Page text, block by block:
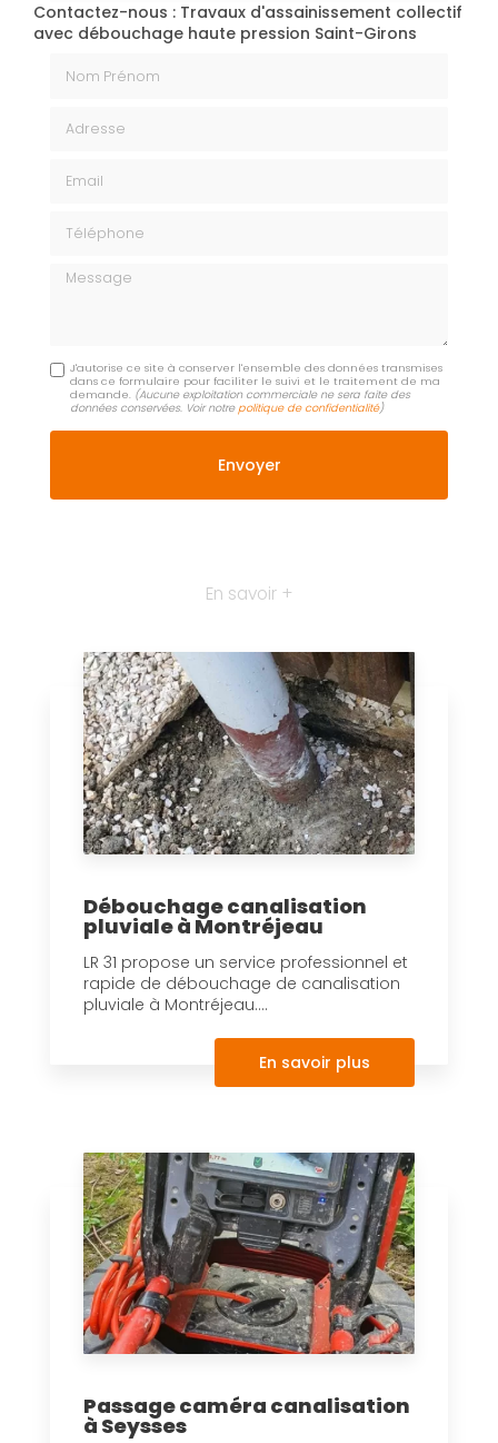
Contactez-nous : Travaux d'assainissement collectif
avec débouchage haute pression Saint-Girons
Message
J'autorise ce site à conserver l'ensemble des données transmises
dans ce formulaire pour faciliter le suivi et le traitement de ma
demande. (Aucune exploitation commerciale ne sera faite des
données conservées. Voir notrepolitique de confidentialité)
En savoir +
Débouchage canalisation
pluviale à Montréjeau
LR 31 propose un service professionnel et
rapide de débouchage de canalisation
pluviale à Montréjeau....
En savoir plus
Passage caméra canalisation
à Seysses